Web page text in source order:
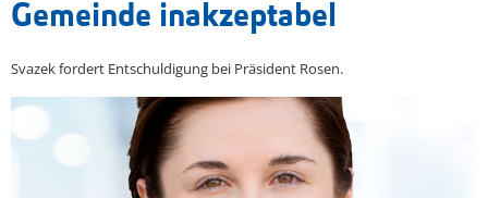
Gemeinde inakzeptabel
Svazek fordert Entschuldigung bei Präsident Rosen.